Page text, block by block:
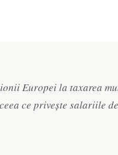
Europei la taxarea
ce privește salariile